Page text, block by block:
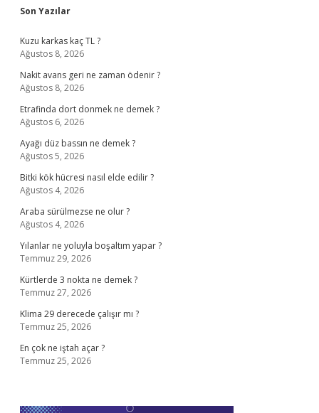
Sidebar
Son Yazılar
Kuzu karkas kaç TL ?
Ağustos 8, 2026
Nakit avans geri ne zaman ödenir ?
Ağustos 8, 2026
Etrafinda dort donmek ne demek ?
Ağustos 6, 2026
Ayağı düz bassın ne demek ?
Ağustos 5, 2026
Bitki kök hücresi nasıl elde edilir ?
Ağustos 4, 2026
Araba sürülmezse ne olur ?
Ağustos 4, 2026
Yılanlar ne yoluyla boşaltım yapar ?
Temmuz 29, 2026
Kürtlerde 3 nokta ne demek ?
Temmuz 27, 2026
Klima 29 derecede çalışır mı ?
Temmuz 25, 2026
En çok ne iştah açar ?
Temmuz 25, 2026